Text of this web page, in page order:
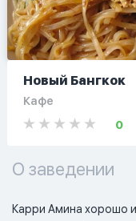
Новый Бангкок
Кафе
0
О заведении
Карри Амина хорошо